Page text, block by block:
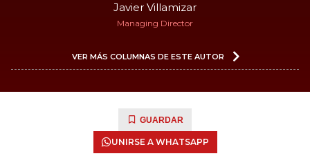
Javier Villamizar
Managing Director
VER MÁS COLUMNAS DE ESTE AUTOR
GUARDAR
UNIRSE A WHATSAPP